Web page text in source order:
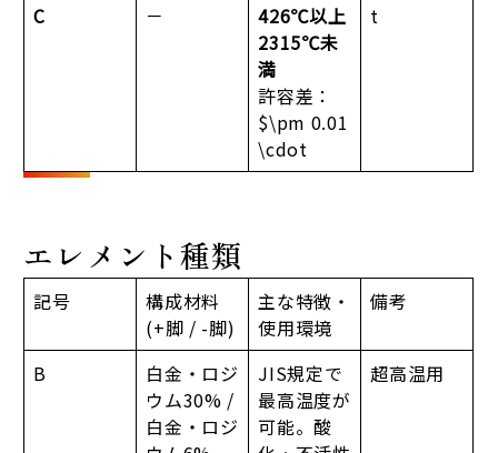
C －
426℃以上
2315℃未
満
許容差：
$\pm 0.01
\cdot
t
エレメント種類
記号
構成材料
(+脚 / -脚)
主な特徴・
使用環境
備考
B
白金・ロジ
ウム30% /
白金・ロジ
JIS規定で
最高温度が
可能。酸
超高温用